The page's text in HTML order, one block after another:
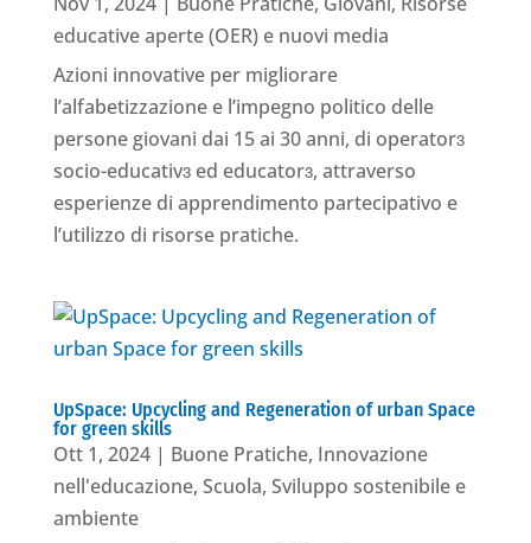
educative aperte (OER) e nuovi media
Azioni innovative per migliorare
l’alfabetizzazione e l’impegno politico delle
persone giovani dai 15 ai 30 anni, di operatorɜ
socio-educativɜ ed educatorɜ, attraverso
esperienze di apprendimento partecipativo e
l’utilizzo di risorse pratiche.
UpSpace: Upcycling and Regeneration of urban Space
for green skills
Ott 1, 2024| Buone Pratiche, Innovazione
nell'educazione, Scuola, Sviluppo sostenibile e
ambiente